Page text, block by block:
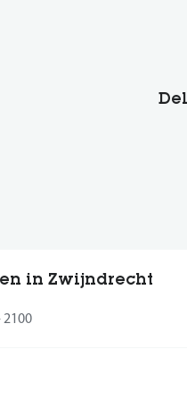
in Zwijndrecht
2100